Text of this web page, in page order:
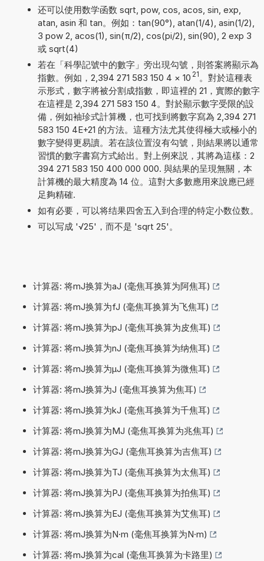
还可以使用数学函数 sqrt, pow, cos, acos, sin, exp,
atan, asin 和 tan。例如：tan(90°), atan(1/4), asin(1/2),
3 pow 2, acos(1), sin(π/2), cos(pi/2), sin(90), 2 exp 3
或 sqrt(4)
若在「科學記號中的數字」旁出現勾號，則答案將顯示為
指數。例如，2,394 271 583 150 4 × 10 21 。對於這種表
示形式，數字將被分割成指數，即這裡的 21，實際的數字
在這裡是 2,394 271 583 150 4。對於顯示數字受限的設
備，例如袖珍式計算機，也可找到將數字寫為 2,394 271
583 150 4E+21 的方法。這種方法尤其使得極大或極小的
數字變得更易讀。若在該位置沒有勾號，則結果將以通常
習慣的數字書寫方式給出。對上例來説，其將為這樣：2
394 271 583 150 400 000 000. 與結果的呈現無關，本
計算機的最大精度為 14 位。這對大多數應用來說應已經
足夠精確.
如有必要，可以将结果四舍五入到合理的特定小数位数。
可以写成 '√25'，而不是 'sqrt 25'。
计算器: 将mJ换算为aJ (毫焦耳换算为阿焦耳)
计算器: 将mJ换算为fJ (毫焦耳换算为飞焦耳)
计算器: 将mJ换算为pJ (毫焦耳换算为皮焦耳)
计算器: 将mJ换算为nJ (毫焦耳换算为纳焦耳)
计算器: 将mJ换算为µJ (毫焦耳换算为微焦耳)
计算器: 将mJ换算为J (毫焦耳换算为焦耳)
计算器: 将mJ换算为kJ (毫焦耳换算为千焦耳)
计算器: 将mJ换算为MJ (毫焦耳换算为兆焦耳)
计算器: 将mJ换算为GJ (毫焦耳换算为吉焦耳)
计算器: 将mJ换算为TJ (毫焦耳换算为太焦耳)
计算器: 将mJ换算为PJ (毫焦耳换算为拍焦耳)
计算器: 将mJ换算为EJ (毫焦耳换算为艾焦耳)
计算器: 将mJ换算为N·m (毫焦耳换算为N·m)
计算器: 将mJ换算为cal (毫焦耳换算为卡路里)